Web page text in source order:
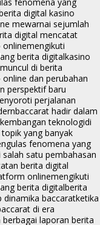
digital kasino
mewarnai sejumlah
digital mencatat
onlinemengikuti
berita digitalkasino
di berita
dan perubahan
perspektif baru
perjalanan
baccarat hadir dalam
teknologidi
yang banyak
fenomena yang
satu pembahasan
berita digital
onlinemengikuti
berita digitalberita
dinamika baccaratketika
di era
laporan berita